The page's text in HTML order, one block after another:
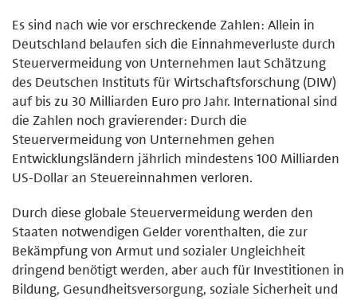
Es sind nach wie vor erschreckende Zahlen: Allein in
Deutschland belaufen sich die Einnahmeverluste durch
Steuervermeidung von Unternehmen laut Schätzung
des Deutschen Instituts für Wirtschaftsforschung (DIW)
auf bis zu 30 Milliarden Euro pro Jahr. International sind
die Zahlen noch gravierender: Durch die
Steuervermeidung von Unternehmen gehen
Entwicklungsländern jährlich mindestens 100 Milliarden
US-Dollar an Steuereinnahmen verloren.
Durch diese globale Steuervermeidung werden den
Staaten notwendigen Gelder vorenthalten, die zur
Bekämpfung von Armut und sozialer Ungleichheit
dringend benötigt werden, aber auch für Investitionen in
Bildung, Gesundheitsversorgung, soziale Sicherheit und